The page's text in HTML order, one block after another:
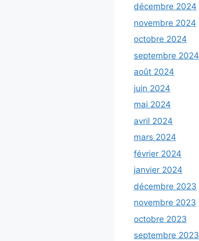
décembre 2024
novembre 2024
octobre 2024
septembre 2024
août 2024
juin 2024
mai 2024
avril 2024
mars 2024
février 2024
janvier 2024
décembre 2023
novembre 2023
octobre 2023
septembre 2023